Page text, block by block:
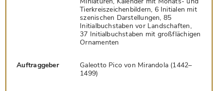
Tierkreiszeichenbildern, 6 Initialen mit
szenischen Darstellungen, 85
Initialbuchstaben vor Landschaften,
37 Initialbuchstaben mit großflächigen
Ornamenten
Auftraggeber
Galeotto Pico von Mirandola (1442–
1499)